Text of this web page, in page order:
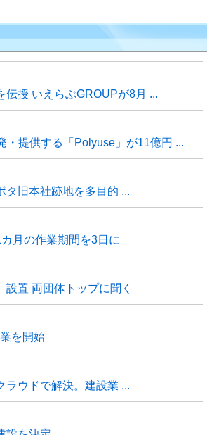
授 いえらぶGROUPが8月 ...
・提供する「Polyuse」が11億円 ...
タ旧本社跡地を多目的 ...
月の作業期間を3日に
置 両団体トップに聞く
を開始
ラウドで解決。建設業 ...